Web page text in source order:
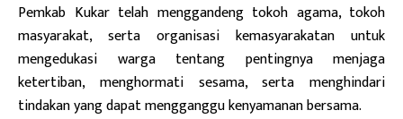
Pemkab Kukar telah menggandeng tokoh agama, tokoh
masyarakat, serta organisasi kemasyarakatan untuk
mengedukasi warga tentang pentingnya menjaga
ketertiban, menghormati sesama, serta menghindari
tindakan yang dapat mengganggu kenyamanan bersama.